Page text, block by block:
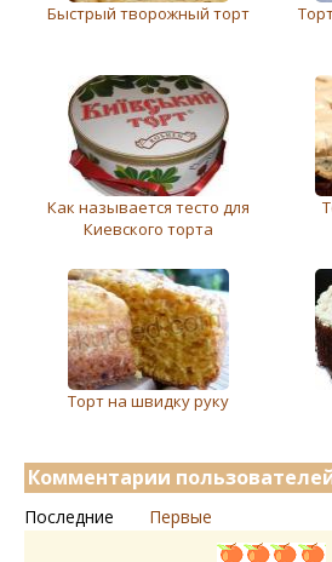
Быстрый творожный торт
Как называется тесто для
Киевского торта
Торт на швидку руку
Комментарии
Последние Первые